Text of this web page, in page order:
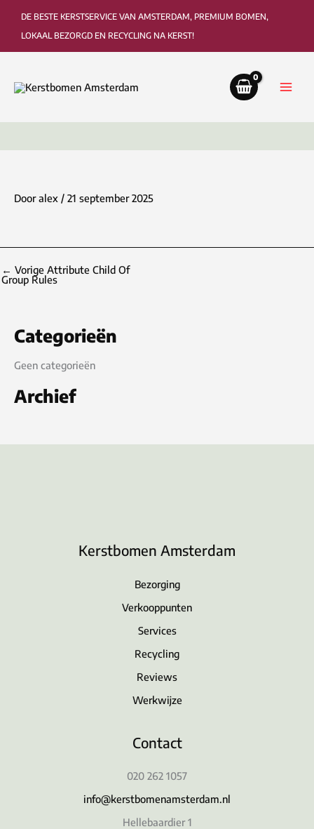
DE BESTE KERSTSERVICE VAN AMSTERDAM, PREMIUM BOMEN,
LOKAAL BEZORGD EN RECYCLING NA KERST!
Categorieën
Geen categorieën
Archief
Dooralex / 21 september 2025
← Vorige Attribute Child Of
Group Rules
Kerstbomen Amsterdam
Bezorging
Verkooppunten
Services
Recycling
Reviews
Werkwijze
Contact
020 262 1057
info@kerstbomenamsterdam.nl
Hellebaardier 1